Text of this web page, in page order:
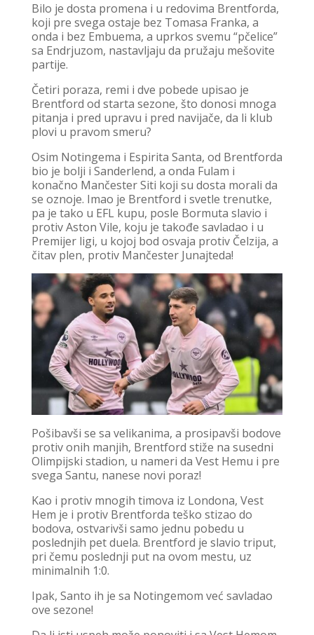
Bilo je dosta promena i u redovima Brentforda,
koji pre svega ostaje bez Tomasa Franka, a
onda i bez Embuema, a uprkos svemu “pčelice”
sa Endrjuzom, nastavljaju da pružaju mešovite
partije.
Četiri poraza, remi i dve pobede upisao je
Brentford od starta sezone, što donosi mnoga
pitanja i pred upravu i pred navijače, da li klub
plovi u pravom smeru?
Osim Notingema i Espirita Santa, od Brentforda
bio je bolji i Sanderlend, a onda Fulam i
konačno Mančester Siti koji su dosta morali da
se oznoje. Imao je Brentford i svetle trenutke,
pa je tako u EFL kupu, posle Bormuta slavio i
protiv Aston Vile, koju je takođe savladao i u
Premijer ligi, u kojoj bod osvaja protiv Čelzija, a
čitav plen, protiv Mančester Junajteda!
Pošibavši se sa velikanima, a prosipavši bodove
protiv onih manjih, Brentford stiže na susedni
Olimpijski stadion, u nameri da Vest Hemu i pre
svega Santu, nanese novi poraz!
Kao i protiv mnogih timova iz Londona, Vest
Hem je i protiv Brentforda teško stizao do
bodova, ostvarivši samo jednu pobedu u
poslednjih pet duela. Brentford je slavio triput,
pri čemu poslednji put na ovom mestu, uz
minimalnih 1:0.
Ipak, Santo ih je sa Notingemom već savladao
ove sezone!